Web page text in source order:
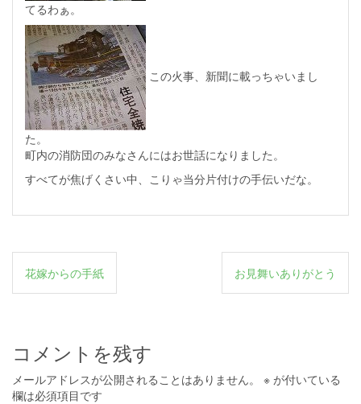
てるわぁ。
この火事、新聞に載っちゃいまし
た。
町内の消防団のみなさんにはお世話になりました。
すべてが焦げくさい中、こりゃ当分片付けの手伝いだな。
投
稿
ビ
ゲ
花嫁からの手紙 お見舞いありがとう
コメントを残す
メールアドレスが公開されることはありません。 ※ が付いている
欄は必須項目です